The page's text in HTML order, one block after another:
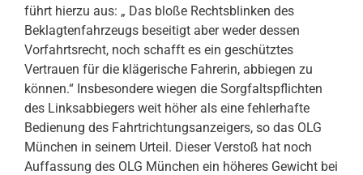
führt hierzu aus: „ Das bloße Rechtsblinken des
Beklagtenfahrzeugs beseitigt aber weder dessen
Vorfahrtsrecht, noch schafft es ein geschütztes
Vertrauen für die klägerische Fahrerin, abbiegen zu
können.“ Insbesondere wiegen die Sorgfaltspflichten
des Linksabbiegers weit höher als eine fehlerhafte
Bedienung des Fahrtrichtungsanzeigers, so das OLG
München in seinem Urteil. Dieser Verstoß hat noch
Auffassung des OLG München ein höheres Gewicht bei